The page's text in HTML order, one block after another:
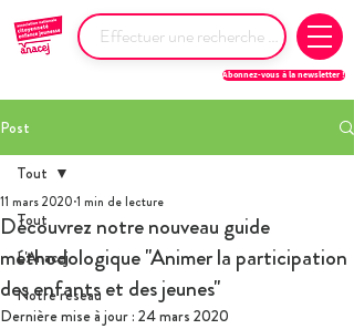
Abonnez-vous à la newsletter !
Post
Tout
L'Anacej
Notre réseau
Tout
Découvrez notre nouveau guide
méthodologique "Animer la participation
des enfants et des jeunes"
11 mars 2020 1 min de lecture
Dernière mise à jour : 24 mars 2020